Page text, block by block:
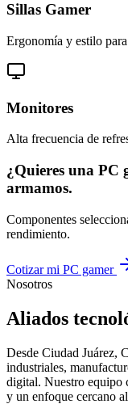
Sillas Gamer
Ergonomía y estilo para
Monitores
Alta frecuencia de
¿Quieres una PC
armamos.
Componentes
rendimiento.
Cotizar mi PC gamer
Nosotros
Aliados
Desde Ciudad Juárez,
industriales,
digital. Nuestro equipo
y un enfoque cercano